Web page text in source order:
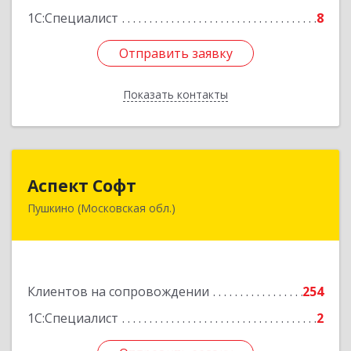
1С:Специалист 8
Отправить заявку
Показать контакты
Отправить заявку
Назад
Аспект Софт
Пушкино (Московская обл.)
Клиентов на сопровождении
254
1С:Специалист
2
141205, Московская обл, Пушкинский р-н,